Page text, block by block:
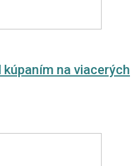
na viacerých